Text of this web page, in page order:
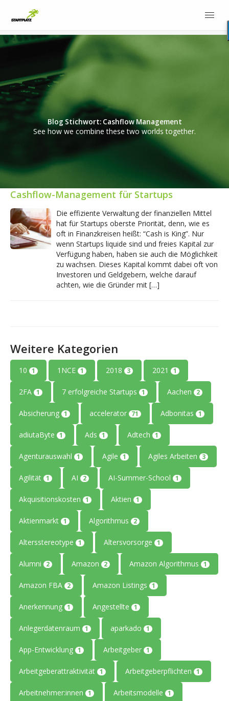
Blog Stichwort: Cashflow Management
See how we combine these two worlds together.
Cashflow-Management für Startups
Die effiziente Verwaltung der finanziellen Mittel
hat für Startups oberste Priorität, denn, wie es
oft in Finanzkreisen heißt: “Cash is King”. Nur
wenn Startups liquide sind und freies Kapital zur
Verfügung haben, haben sie auch die Möglichkeit
zu wachsen. Dieses Kapital kommt dabei oft von
Investoren und Geldgebern, welche darauf
achten, wie die Gründer mit […]
Weitere Kategorien
10 1 1NCE 1 2018 3 2021 1
2FA 1 7 erfolgreiche Startups 1 Aachen 2
Absicherung 1 accelerator 71 Adbonitas 1
adiutaByte 1 Ads 1 Adtech 1
Agenturauswahl 1 Agile 1 Agiles Arbeiten 3
Agilität 1 AI 2 AI-Summer-School 1
Akquisitionskosten 1 Aktien 1
Aktienmarkt 1 Algorithmus 2
Altersstereotype 1 Altersvorsorge 1
Alumni 2 Amazon 2 Amazon Algorithmus 1
Amazon FBA 2 Amazon Listings 1
Anerkennung 1 Angestellte 1
Anlegerdatenraum 1 aparkado 1
App-Entwicklung 1 Arbeitgeber 1
Arbeitgeberattraktivität 1 Arbeitgeberpflichten 1
Arbeitnehmer:innen 1 Arbeitsmodelle 1